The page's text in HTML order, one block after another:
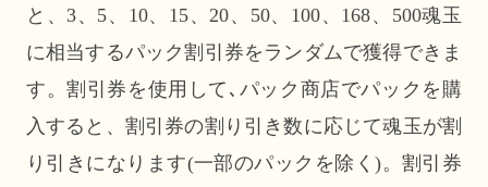
と、3、5、10、15、20、50、100、168、500魂玉
に相当するパック割引券をランダムで獲得できま
す。割引券を使用して､パック商店でパックを購
入すると、割引券の割り引き数に応じて魂玉が割
り引きになります(一部のパックを除く)。割引券